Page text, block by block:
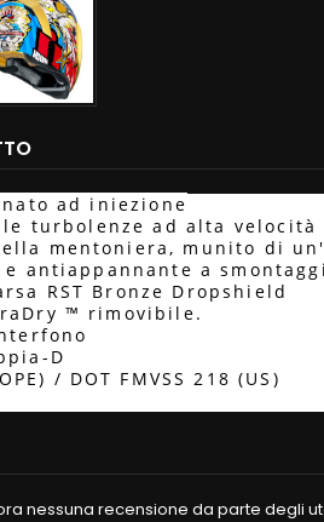
ad iniezione
turbolenze ad alta velocità
mentoniera, munito di
antiappannante a
RST Bronze Dropshield
™ rimovibile.
D
/ DOT FMVSS 218 (US)
nessuna recensione da parte degli